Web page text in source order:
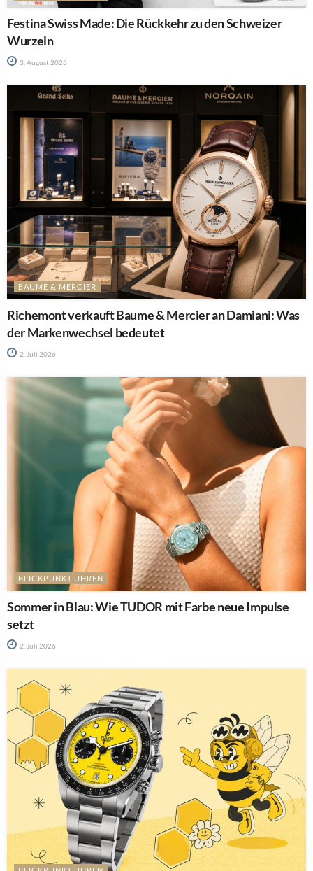
Festina Swiss Made: Die Rückkehr zu den Schweizer
Wurzeln
3. August 2026
BAUME & MERCIER
Richemont verkauft Baume & Mercier an Damiani: Was
der Markenwechsel bedeutet
2. Juli 2026
BLICKPUNKT UHREN
Sommer in Blau: Wie TUDOR mit Farbe neue Impulse
setzt
2. Juli 2026